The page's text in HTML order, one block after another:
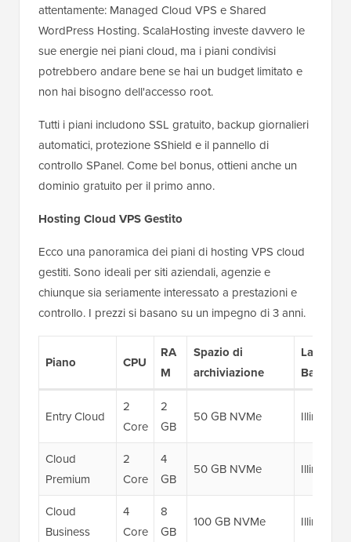
attentamente: Managed Cloud VPS e Shared
WordPress Hosting. ScalaHosting investe davvero le
sue energie nei piani cloud, ma i piani condivisi
potrebbero andare bene se hai un budget limitato e
non hai bisogno dell'accesso root.
Tutti i piani includono SSL gratuito, backup giornalieri
automatici, protezione SShield e il pannello di
controllo SPanel. Come bel bonus, ottieni anche un
dominio gratuito per il primo anno.
Hosting Cloud VPS Gestito
Ecco una panoramica dei piani di hosting VPS cloud
gestiti. Sono ideali per siti aziendali, agenzie e
chiunque sia seriamente interessato a prestazioni e
controllo. I prezzi si basano su un impegno di 3 anni.
Piano CPU
RA
M
Spazio di
archiviazione
Banda
Entry Cloud
2
Core
2
GB
50 GB NVMe Illimitato
Cloud
Premium
2
Core
4
GB
50 GB NVMe Illimitato
Cloud
Business
4
Core
8
GB
100 GB NVMe Illimitato